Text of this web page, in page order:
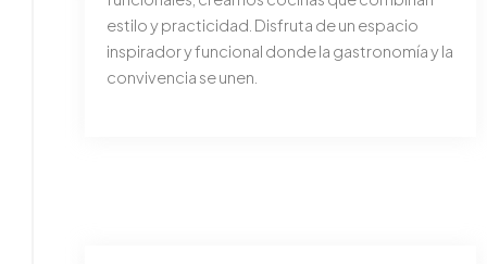
estilo y practicidad. Disfruta de un espacio
inspirador y funcional donde la gastronomía y la
convivencia se unen.